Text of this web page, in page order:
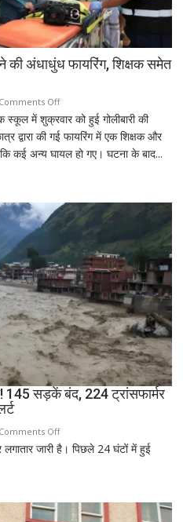
अंधाधुंध फायरिंग, शिक्षक समेत
Comments Offon
थाईलैंड
के
स्कूल
छात्र
ने
अंधाधुंध
फायरिंग,
शिक्षक
समेत
4
की
मौत,
कई
घायल
में शुक्रवार को हुई गोलीबारी की
द्वारा की गई फायरिंग में एक शिक्षक और
कई अन्य घायल हो गए। घटना के बाद...
145 सड़कें बंद, 224 ट्रांसफार्मर
Comments Offon
हिमाचल
बनी
जारी है। पिछले 24 घंटों में हुई